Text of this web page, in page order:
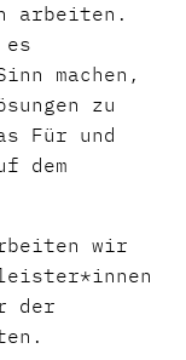
arbeiten.
machen,
zu
Für und
dem
wir
der